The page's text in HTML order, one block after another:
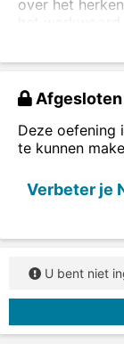
over het
het
deelwoord. Je
Kies bij de
of voltooid
Deze oefening
te kunnen
Verbeter je
U bent niet